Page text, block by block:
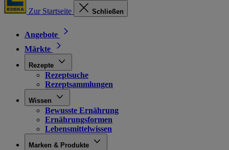
Zur Startseite Schließen
Angebote
Märkte
Rezepte
Rezeptsuche
Rezeptsammlungen
Wissen
Bewusste Ernährung
Ernährungsformen
Lebensmittelwissen
Marken & Produkte